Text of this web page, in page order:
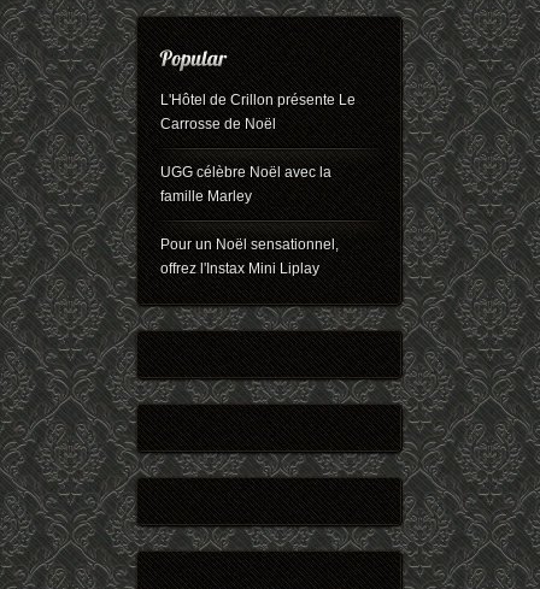
L'Hôtel de Crillon présente Le
Carrosse de Noël
UGG célèbre Noël avec la
famille Marley
Pour un Noël sensationnel,
offrez l'Instax Mini Liplay